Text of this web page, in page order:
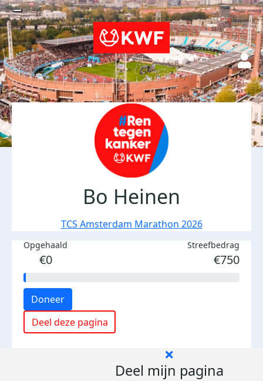
Bo Heinen
TCS Amsterdam Marathon 2026
Opgehaald
€0
Streefbedrag
€750
Doneer
Deel deze pagina
Deel mijn pagina